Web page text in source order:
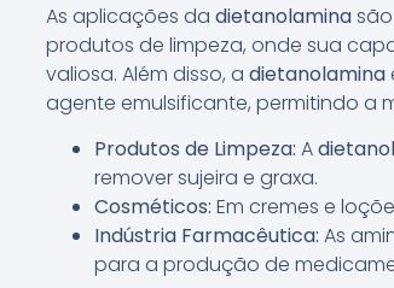
As aplicações da dietanolamina
produtos de limpeza, onde sua
valiosa. Além disso, a dietanolamina
agente emulsificante, permitindo a
Produtos de Limpeza: A
remover sujeira e graxa.
Cosméticos: Em cremes e
Indústria Farmacêutica: As
para a produção de